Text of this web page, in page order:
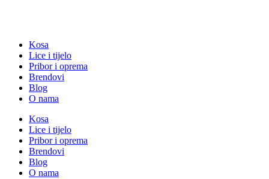
Kosa
Lice i tijelo
Pribor i oprema
Brendovi
Blog
O nama
Kosa
Lice i tijelo
Pribor i oprema
Brendovi
Blog
O nama